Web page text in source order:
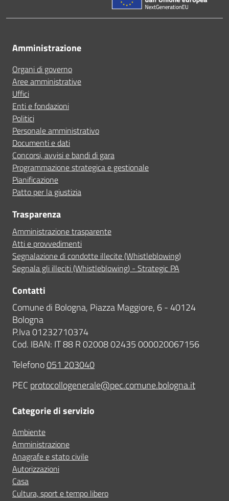
Amministrazione
Organi di governo
Aree amministrative
Uffici
Enti e fondazioni
Politici
Personale amministrativo
Documenti e dati
Concorsi, avvisi e bandi di gara
Programmazione strategica e gestionale
Pianificazione
Patto per la giustizia
Trasparenza
Amministrazione trasparente
Atti e provvedimenti
Segnalazione di condotte illecite (Whistleblowing)
Segnala gli illeciti (Whistleblowing) - Strategic PA
Contatti
Comune di Bologna, Piazza Maggiore, 6 - 40124
Bologna
P.Iva 01232710374
Cod. IBAN: IT 88 R 02008 02435 000020067156
Telefono051 203040
PEC protocollogenerale@pec.comune.bologna.it
Categorie di servizio
Ambiente
Amministrazione
Anagrafe e stato civile
Autorizzazioni
Casa
Cultura, sport e tempo libero